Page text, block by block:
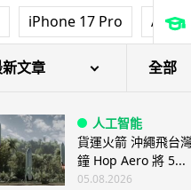
iPhone 17 Pro
文章 全部
人工智能
貨運火箭 沖繩飛台
鐘 Hop Aero 將 5...
05.08.2026